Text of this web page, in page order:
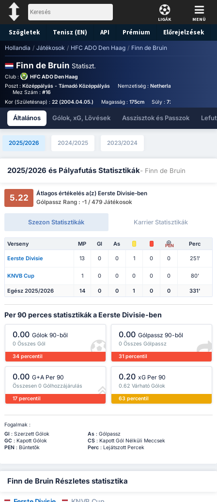
LIGÁK MENÜ
Szögletek Tenisz (EN) API Prémium Előrejelzések
Hollandia / Játékosok / HFC ADO Den Haag / Finn de Bruin
Finn de Bruin Statiszt.
Club :
HFC ADO Den Haag
Poszt : Középpályás - Támadó Középpályás Nemzetiség : Netherlands
Mez Szám : #16
Kor (Születésnap) : 22 (2004.04.05.) Magasság : 175cm Súly :72kg
Általános Gólok, xG, Lövések Asszisztok és Passzok
2025/2026 2024/2025 2023/2024
2025/2026 és Pályafutás Statisztikák- Finn de Bruin
5.22
Átlagos értékelés a(z) Eerste Divisie-ben
Gólpassz Rang : -1 / 479 Játékosok
Szezon Statisztikák Karrier Statisztikák
Verseny MP Gl As PEN Perc
Eerste Divisie 13 0 0 1 0 0 251'
KNVB Cup 1 0 0 0 0 0 80'
Egész 2025/2026 14 0 0 1 0 0 331'
Per 90 perces statisztikák a Eerste Divisie-ben
0.00 Gólok 90-ből
0 Összes Gól
34 percentil
0.00 Gólpassz 90-ből
0 Összes Gólpassz
31 percentil
0.00 G+A Per 90
Összesen 0 Gólhozzájárulás
17 percentil
0.20 xG Per 90
0.62 Várható Gólok
63 percentil
Fogalmak :
Gl : Szerzett Gólok As: Gólpassz
GC : Kapott Gólok CS: Kapott Gól Nélküli Meccsek
PEN: Büntetők Perc: Lejátszott Percek
Finn de Bruin Részletes statisztika